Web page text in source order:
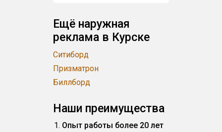
Ещё наружная
реклама в Курске
Ситиборд
Призматрон
Биллборд
Наши преимущества
Опыт работы более 20 лет